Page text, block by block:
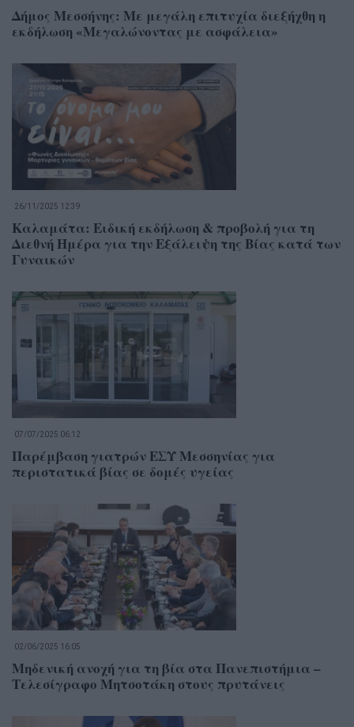
Δήμος Μεσσήνης: Με μεγάλη επιτυχία διεξήχθη η
εκδήλωση «Μεγαλώνοντας με ασφάλεια»
26/11/2025 12:39
Καλαμάτα: Ειδική εκδήλωση & προβολή για τη
Διεθνή Ημέρα για την Εξάλειψη της Βίας κατά των
Γυναικών
07/07/2025 06:12
Παρέμβαση γιατρών ΕΣΥ Μεσσηνίας για
περιστατικά βίας σε δομές υγείας
02/06/2025 16:05
Μηδενική ανοχή για τη βία στα Πανεπιστήμια –
Τελεσίγραφο Μητσοτάκη στους πρυτάνεις